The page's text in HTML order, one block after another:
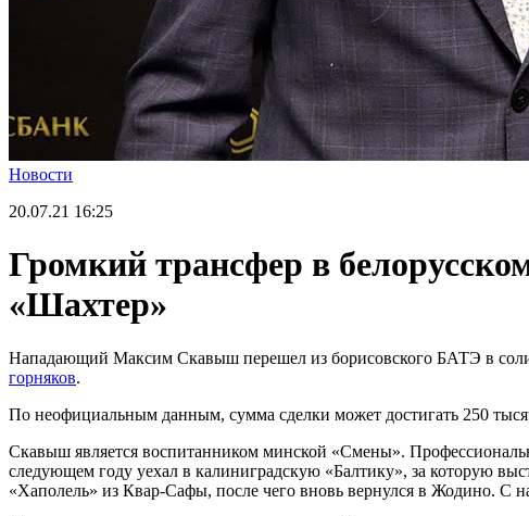
Новости
20.07.21 16:25
Громкий трансфер в
«Шахтер»
Нападающий Максим Скавыш перешел из борисовского БАТЭ в
горняков.
По неофициальным данным, сумма сделки может достигать 250
Скавыш является воспитанником минской «Смены».
следующем году уехал в калиниградскую «Балтику», за которую
«Хаполель» из Квар-Сафы, после чего вновь вернулся в Жодино. С